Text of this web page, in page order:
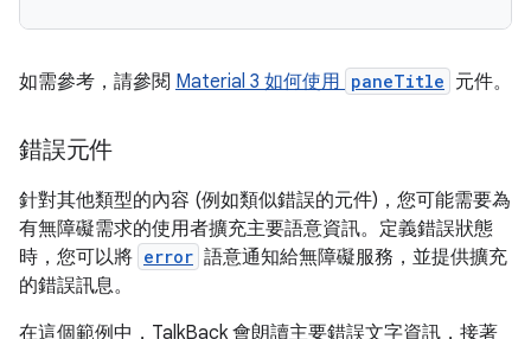
如需參考，請參閱 Material 3 如何使用 paneTitle 元件。
錯誤元件
針對其他類型的內容 (例如類似錯誤的元件)，您可能需要為
有無障礙需求的使用者擴充主要語意資訊。定義錯誤狀態
時，您可以將 error 語意通知給無障礙服務，並提供擴充
的錯誤訊息。
在這個範例中，TalkBack 會朗讀主要錯誤文字資訊，接著